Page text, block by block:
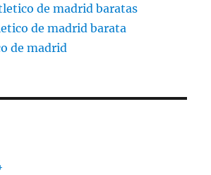
de madrid baratas
de madrid barata
de madrid